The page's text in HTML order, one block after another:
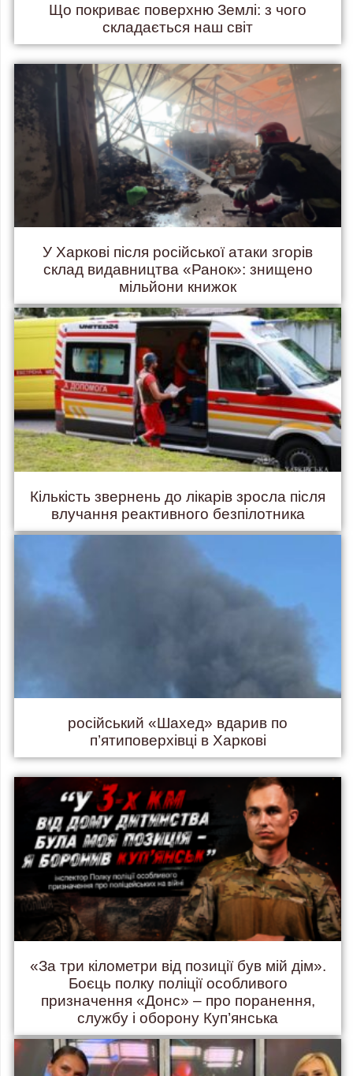
Що покриває поверхню Землі: з чого
складається наш світ
У Харкові після російської атаки згорів
склад видавництва «Ранок»: знищено
мільйони книжок
Кількість звернень до лікарів зросла після
влучання реактивного безпілотника
російський «Шахед» вдарив по
п’ятиповерхівці в Харкові
«За три кілометри від позиції був мій дім».
Боєць полку поліції особливого
призначення «Донс» – про поранення,
службу і оборону Куп’янська